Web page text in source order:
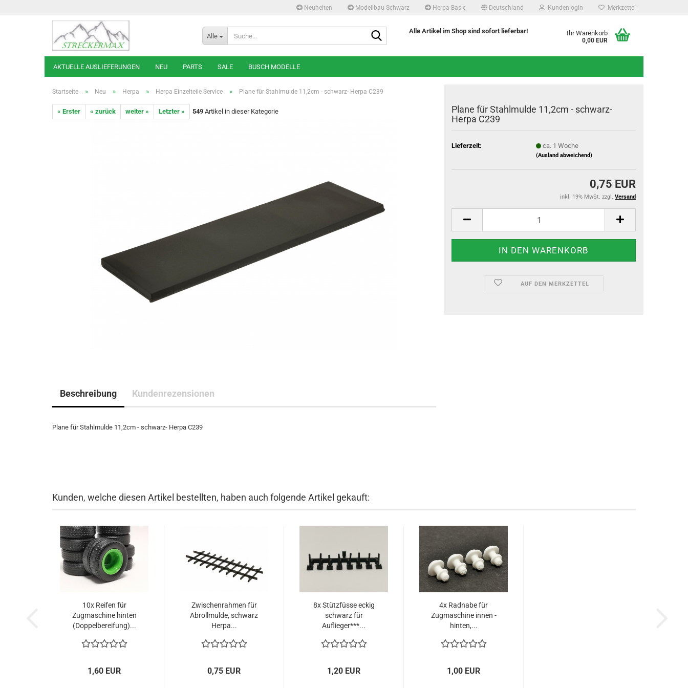
Neuheiten Modellbau Schwarz Herpa Basic Deutschland Kundenlogin Merkzettel
Alle
Alle Artikel im Shop sind sofort lieferbar! Ihr Warenkorb
0,00 EUR
AKTUELLE AUSLIEFERUNGEN NEU PARTS SALE BUSCH MODELLE
Startseite » Neu » Herpa » Herpa Einzelteile Service » Plane für Stahlmulde 11,2cm - schwarz- Herpa C239
« Erster « zurück weiter » Letzter » 549 Artikel in dieser Kategorie
Plane für Stahlmulde 11,2cm - schwarz-
Herpa C239
Lieferzeit: ca. 1 Woche
(Ausland abweichend)
0,75 EUR
inkl. 19% MwSt. zzgl. Versand
AUF DEN MERKZETTEL
Beschreibung Kundenrezensionen
Plane für Stahlmulde 11,2cm - schwarz- Herpa C239
Kunden, welche diesen Artikel bestellten, haben auch folgende Artikel gekauft:
10x Reifen für
Zugmaschine hinten
(Doppelbereifung)...
1,60 EUR
Zwischenrahmen für
Abrollmulde, schwarz
Herpa...
0,75 EUR
8x Stützfüsse eckig
schwarz für
Auflieger***...
1,20 EUR
4x Radnabe für
Zugmaschine innen -
hinten,...
1,00 EUR